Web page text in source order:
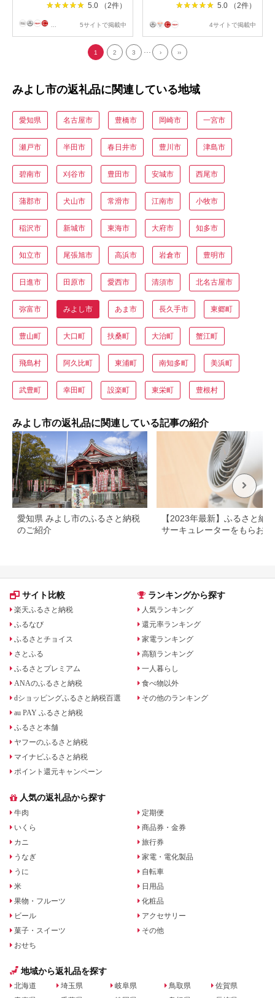
5.0 （2件）
5サイトで掲載中
5.0 （2件）
4サイトで掲載中
1 2 3 › ››
みよし市の返礼品に関連している地域
愛知県 名古屋市 豊橋市 岡崎市 一宮市
瀬戸市 半田市 春日井市 豊川市 津島市
碧南市 刈谷市 豊田市 安城市 西尾市
蒲郡市 犬山市 常滑市 江南市 小牧市
稲沢市 新城市 東海市 大府市 知多市
知立市 尾張旭市 高浜市 岩倉市 豊明市
日進市 田原市 愛西市 清須市 北名古屋市
弥富市 みよし市 あま市 長久手市 東郷町
豊山町 大口町 扶桑町 大治町 蟹江町
飛島村 阿久比町 東浦町 南知多町 美浜町
武豊町 幸田町 設楽町 東栄町 豊根村
みよし市の返礼品に関連している記事の紹介
愛知県 みよし市のふるさと納税
のご紹介
【2023年最新】ふるさと納
サーキュレーターをもらおう
サイト比較
楽天ふるさと納税
ふるなび
ふるさとチョイス
さとふる
ふるさとプレミアム
ANAのふるさと納税
dショッピングふるさと納税百選
au PAY ふるさと納税
ふるさと本舗
ヤフーのふるさと納税
マイナビふるさと納税
ポイント還元キャンペーン
ランキングから探す
人気ランキング
還元率ランキング
家電ランキング
高額ランキング
一人暮らし
食べ物以外
その他のランキング
人気の返礼品から探す
牛肉
いくら
カニ
うなぎ
うに
米
果物・フルーツ
ビール
菓子・スイーツ
おせち
定期便
商品券・金券
旅行券
家電・電化製品
自転車
日用品
化粧品
アクセサリー
その他
地域から返礼品を探す
北海道
埼玉県
岐阜県
鳥取県
佐賀県